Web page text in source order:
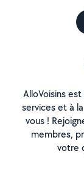
AlloVoisins
services et à
vous !
membres,
votre